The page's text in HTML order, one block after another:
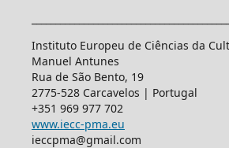
Instituto Europeu de Ciências da
Manuel Antunes
Rua de São Bento, 19
2775-528 Carcavelos | Portugal
+351 969 977 702
www.iecc-pma.eu
ieccpma@gmail.com